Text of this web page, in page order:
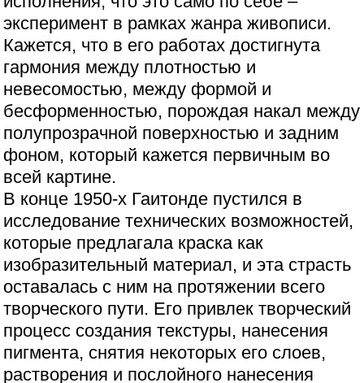
эксперимент в рамках жанра живописи.
Кажется, что в его работах достигнута
гармония между плотностью и
невесомостью, между формой и
бесформенностью, порождая накал между
полупрозрачной поверхностью и задним
фоном, который кажется первичным во
всей картине.
В конце 1950-х Гаитонде пустился в
исследование технических возможностей,
которые предлагала краска как
изобразительный материал, и эта страсть
оставалась с ним на протяжении всего
творческого пути. Его привлек творческий
процесс создания текстуры, нанесения
пигмента, снятия некоторых его слоев,
растворения и послойного нанесения